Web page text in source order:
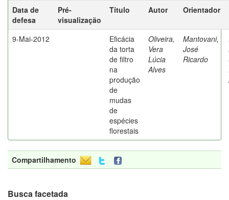
Data de
defesa
Pré-
visualização
Título Autor Orientador
9-Mai-2012
Eficácia
da torta
de filtro
na
produção
de
mudas
de
espécies
florestais
Oliveira,
Vera
Lúcia
Alves
Mantovani,
José
Ricardo
Compartilhamento
Busca facetada